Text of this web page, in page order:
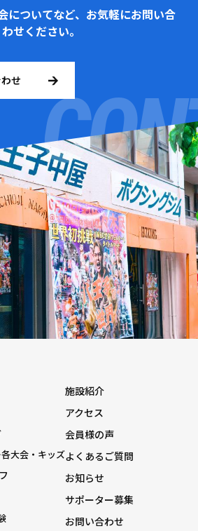
についてなど、お気軽にお問い合
わせください。
せ
大会・キッズ
施設紹介
アクセス
会員様の声
よくあるご質問
お知らせ
サポーター募集
お問い合わせ